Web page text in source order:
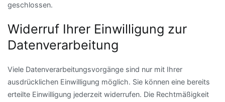
geschlossen.
Widerruf Ihrer Einwilligung zur
Datenverarbeitung
Viele Datenverarbeitungsvorgänge sind nur mit Ihrer
ausdrücklichen Einwilligung möglich. Sie können eine bereits
erteilte Einwilligung jederzeit widerrufen. Die Rechtmäßigkeit